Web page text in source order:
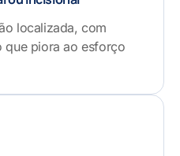
localizada, com
piora ao esforço